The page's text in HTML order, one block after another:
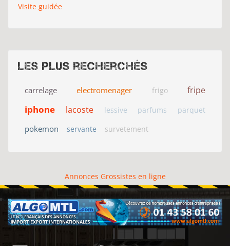
Visite guidée
Les plus recherchés
carrelage electromenager frigo fripe
iphone lacoste lessive parfums parquet
pokemon servante survetement
Annonces Grossistes en ligne